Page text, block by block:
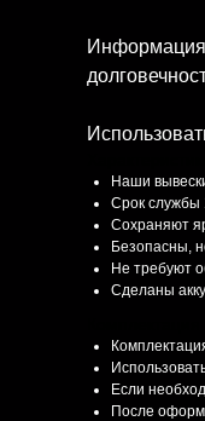
Информация
Наши
Срок службы
Сохраняют
Безопасны,
Не требуют
Сделаны
Если
После